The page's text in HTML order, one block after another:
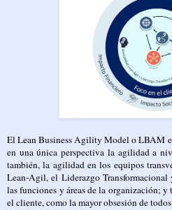
El Lean Business Agility Model o LBAM
en una única perspectiva la agilidad a
también, la agilidad en los equipos
Lean-Agil, el Liderazgo
las funciones y áreas de la organización;
el cliente, como la mayor obsesión de